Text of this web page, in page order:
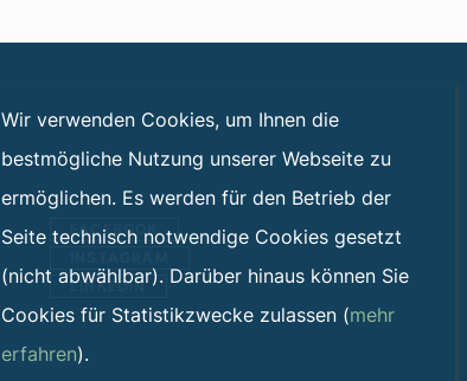
FACEBOOK
LINKEDIN
Wir verwenden Cookies, um Ihnen die
bestmögliche Nutzung unserer Webseite zu
ermöglichen. Es werden für den Betrieb der
Seite technisch notwendige Cookies gesetzt
(nicht abwählbar). Darüber hinaus können Sie
Cookies für Statistikzwecke zulassen (mehr
erfahren).